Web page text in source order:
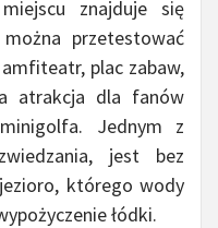
znajduje się
przetestować
plac zabaw,
atrakcja dla fanów
Jednym z
jest bez
którego wody
łódki.